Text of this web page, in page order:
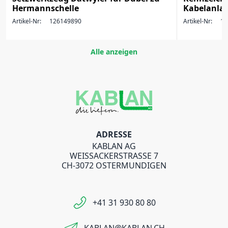
Hermannschelle
Artikel-Nr: 126149890 Artikel-Nr:
Alle anzeigen
ADRESSE
KABLAN AG
WEISSACKERSTRASSE 7
CH-3072 OSTERMUNDIGEN
+41 31 930 80 80